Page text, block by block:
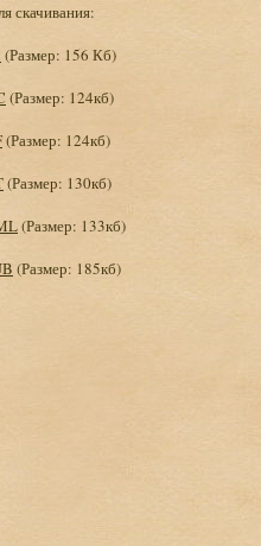
скачивания:
(Размер: 156 Кб)
(Размер: 124кб)
(Размер: 124кб)
(Размер: 130кб)
(Размер: 133кб)
(Размер: 185кб)